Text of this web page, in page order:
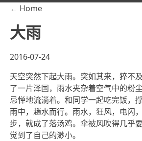
← Home
大雨
2016-07-24
天空突然下起大雨。突如其来，猝不
了一片泽国，雨水夹杂着空气中的粉
忌惮地流淌着。和同学一起吃完饭，
雨中，趟水而行。雨水，狂风，电闪
步，就成了落汤鸡。伞被风吹得几乎
觉到了自己的渺小。